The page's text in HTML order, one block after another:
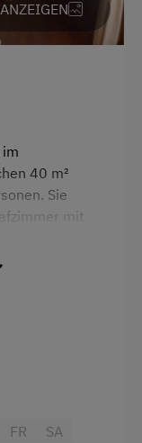
40 m²
Sie
mit
mit
Die
bietet eine
für
FR
SA